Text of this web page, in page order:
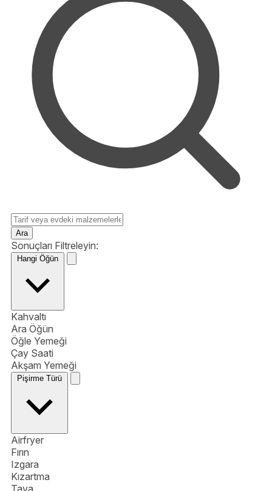
Ara
Sonuçları Filtreleyin:
Hangi Öğün
Kahvaltı
Ara Öğün
Öğle Yemeği
Çay Saati
Akşam Yemeği
Pişirme Türü
Airfryer
Fırın
Izgara
Kızartma
Tava